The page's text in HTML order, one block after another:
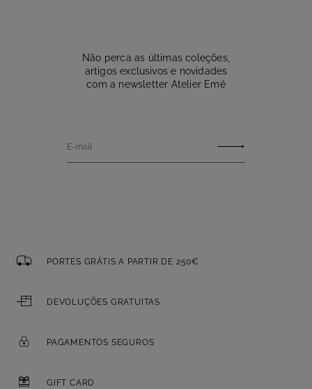
Não perca as últimas coleções,
artigos exclusivos e novidades
com a newsletter Atelier Emé
E-mail
PORTES GRÁTIS A PARTIR DE 250€
DEVOLUÇÕES GRATUITAS
PAGAMENTOS SEGUROS
GIFT CARD